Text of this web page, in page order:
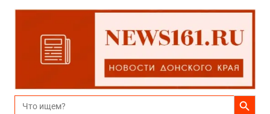
Перейти
содержимому
Search
for:
Search Button